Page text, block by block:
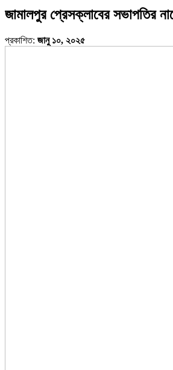
জামালপুর প্রেসক্লাবের সভাপতির
প্রকাশিত: জানু ১০, ২০২৫